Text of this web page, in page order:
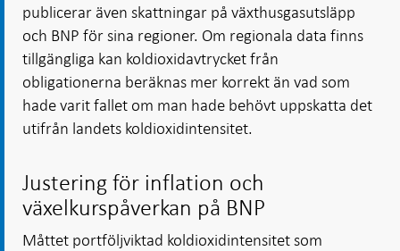
publicerar även skattningar på växthusgasutsläpp
och BNP för sina regioner. Om regionala data finns
tillgängliga kan koldioxidavtrycket från
obligationerna beräknas mer korrekt än vad som
hade varit fallet om man hade behövt uppskatta det
utifrån landets koldioxidintensitet.
Justering för inflation och
växelkurspåverkan på BNP
Måttet portföljviktad koldioxidintensitet som